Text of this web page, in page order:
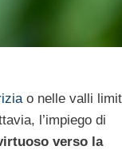
o nelle valli
l’impiego di
verso la